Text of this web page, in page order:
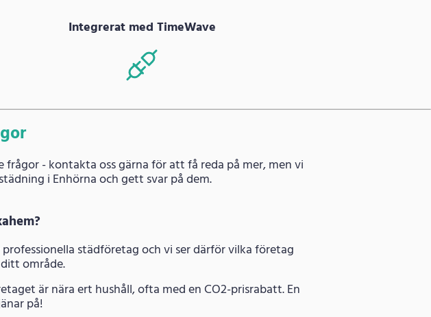
Integrerat med TimeWave
- kontakta oss gärna för att få reda på mer, men vi
i Enhörna och gett svar på dem.
städföretag och vi ser därför vilka företag
område.
är nära ert hushåll, ofta med en CO2-prisrabatt. En
på!